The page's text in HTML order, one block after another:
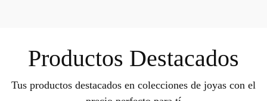
Productos Destacados
Tus productos destacados en colecciones de joyas con el